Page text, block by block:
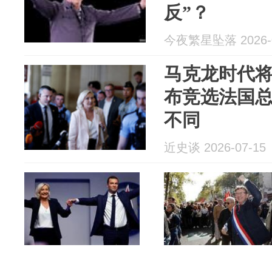
反”？
今夜繁星坠落
马克龙时代
布竞选法国
不同
近史谈 2026-07-15